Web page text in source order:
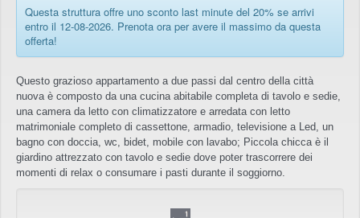
Questa struttura offre uno sconto last minute del 20% se arrivi
entro il 12-08-2026. Prenota ora per avere il massimo da questa
offerta!
Questo grazioso appartamento a due passi dal centro della città
nuova è composto da una cucina abitabile completa di tavolo e sedie,
una camera da letto con climatizzatore e arredata con letto
matrimoniale completo di cassettone, armadio, televisione a Led, un
bagno con doccia, wc, bidet, mobile con lavabo; Piccola chicca è il
giardino attrezzato con tavolo e sedie dove poter trascorrere dei
momenti di relax o consumare i pasti durante il soggiorno.